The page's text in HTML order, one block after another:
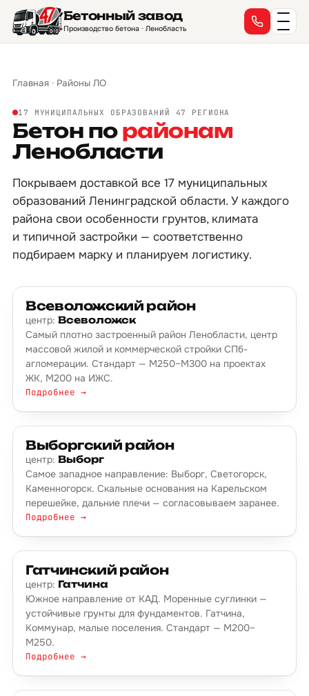
Бетонный завод
Производство бетона · Ленобласть
Главная · Районы ЛО
17 МУНИЦИПАЛЬНЫХ ОБРАЗОВАНИЙ 47 РЕГИОНА
Бетон по районам
Ленобласти
Покрываем доставкой все 17 муниципальных
образований Ленинградской области. У каждого
района свои особенности грунтов, климата
и типичной застройки — соответственно
подбираем марку и планируем логистику.
Всеволожский район
центр: Всеволожск
Самый плотно застроенный район Ленобласти, центр
массовой жилой и коммерческой стройки СПб-
агломерации. Стандарт — М250–М300 на проектах
ЖК, М200 на ИЖС.
Подробнее →
Выборгский район
центр: Выборг
Самое западное направление: Выборг, Светогорск,
Каменногорск. Скальные основания на Карельском
перешейке, дальние плечи — согласовываем заранее.
Подробнее →
Гатчинский район
центр: Гатчина
Южное направление от КАД. Моренные суглинки —
устойчивые грунты для фундаментов. Гатчина,
Коммунар, малые поселения. Стандарт — М200–
М250.
Подробнее →